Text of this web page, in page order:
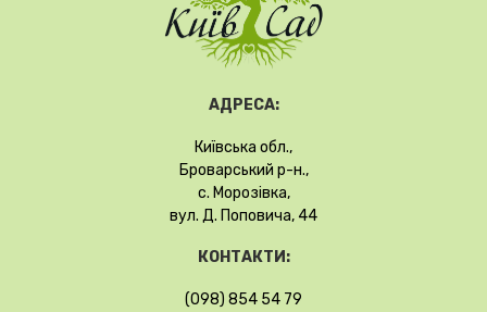
АДРЕСА:
Київська обл.,
Броварський р-н.,
с. Морозівка,
вул. Д. Поповича, 44
КОНТАКТИ:
(098) 854 54 79